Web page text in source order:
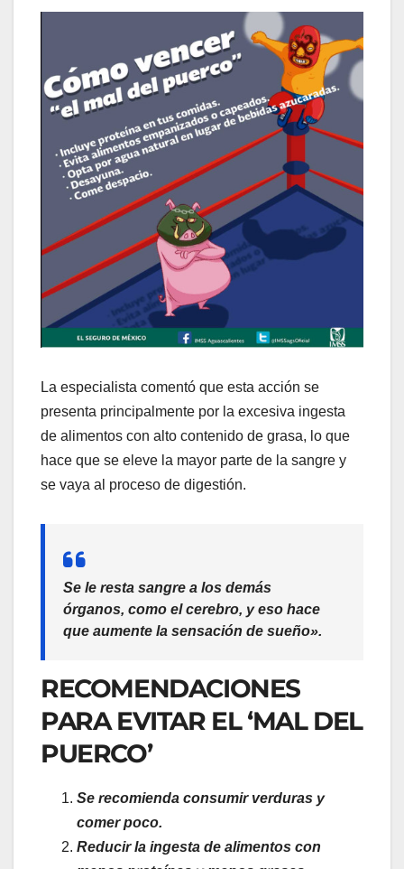
La especialista comentó que esta acción se
presenta principalmente por la excesiva ingesta
de alimentos con alto contenido de grasa, lo que
hace que se eleve la mayor parte de la sangre y
se vaya al proceso de digestión.
Se le resta sangre a los demás
órganos, como el cerebro, y eso hace
que aumente la sensación de sueño».
RECOMENDACIONES
PARA EVITAR EL ‘MAL DEL
PUERCO’
Se recomienda consumir verduras y
comer poco.
Reducir la ingesta de alimentos con